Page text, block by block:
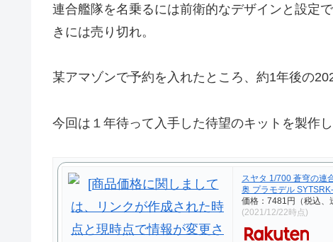
連合艦隊を名乗るには前衛的なデザインと設定
きには売り切れ。
某アマゾンで予約を入れたところ、約1年後の
今回は１年待って入手した待望のキットを製作し
スヤタ 1/700 蒼穹の連
奥 プラモデル
価格：7481円（税込、
(2021/12/22時点)